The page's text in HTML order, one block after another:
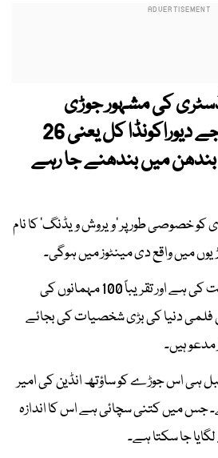
کی مشہور جوڑی
رشمیکا مندانا اور وجے دیوراکونڈا کل یعنی 26
میں بندھنے جا رہے
خصوصی طور پر ’ویروش ویڈنگ‘ کا نام
میں واقع دی مینٹوز میں ہوگی۔
شادی کی تقریب نجی نوعیت کی ہے اور تقریباً 100 مہمانوں کی
دنیا کی بڑی شخصیات کی بجائے
مدعو ہیں۔
ہی اس جوڑے کو ساؤتھ انڈین کی امیر
جس میں کتنی سچائی ہے اس کا اندازہ
جا سکتا ہے۔